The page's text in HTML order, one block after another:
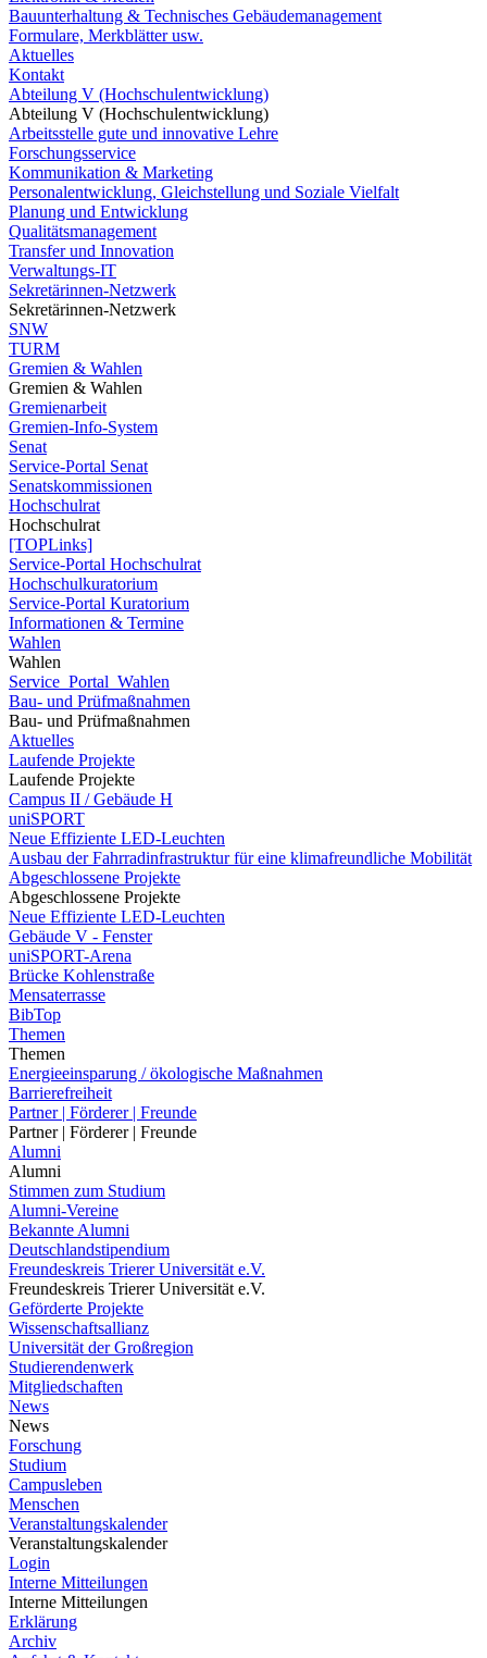
Bauunterhaltung & Technisches Gebäudemanagement
Formulare, Merkblätter usw.
Aktuelles
Kontakt
Abteilung V (Hochschulentwicklung)
Abteilung V (Hochschulentwicklung)
Arbeitsstelle gute und innovative Lehre
Forschungsservice
Kommunikation & Marketing
Personalentwicklung, Gleichstellung und Soziale Vielfalt
Planung und Entwicklung
Qualitätsmanagement
Transfer und Innovation
Verwaltungs-IT
Sekretärinnen-Netzwerk
Sekretärinnen-Netzwerk
SNW
TURM
Gremien & Wahlen
Gremien & Wahlen
Gremienarbeit
Gremien-Info-System
Senat
Service-Portal Senat
Senatskommissionen
Hochschulrat
Hochschulrat
[TOPLinks]
Service-Portal Hochschulrat
Hochschulkuratorium
Service-Portal Kuratorium
Informationen & Termine
Wahlen
Wahlen
Service_Portal_Wahlen
Bau- und Prüfmaßnahmen
Bau- und Prüfmaßnahmen
Aktuelles
Laufende Projekte
Laufende Projekte
Campus II / Gebäude H
uniSPORT
Neue Effiziente LED-Leuchten
Ausbau der Fahrradinfrastruktur für eine klimafreundliche Mobilität
Abgeschlossene Projekte
Abgeschlossene Projekte
Neue Effiziente LED-Leuchten
Gebäude V - Fenster
uniSPORT-Arena
Brücke Kohlenstraße
Mensaterrasse
BibTop
Themen
Themen
Energieeinsparung / ökologische Maßnahmen
Barrierefreiheit
Partner | Förderer | Freunde
Partner | Förderer | Freunde
Alumni
Alumni
Stimmen zum Studium
Alumni-Vereine
Bekannte Alumni
Deutschlandstipendium
Freundeskreis Trierer Universität e.V.
Freundeskreis Trierer Universität e.V.
Geförderte Projekte
Wissenschaftsallianz
Universität der Großregion
Studierendenwerk
Mitgliedschaften
News
News
Forschung
Studium
Campusleben
Menschen
Veranstaltungskalender
Veranstaltungskalender
Login
Interne Mitteilungen
Interne Mitteilungen
Erklärung
Archiv